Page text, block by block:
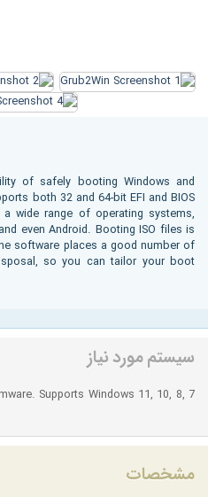
of safely booting Windows and
both 32 and 64-bit EFI and BIOS
wide range of operating systems,
even Android. Booting ISO files is
software places a good number of
so you can tailor your boot
سیستم مورد نیاز
Supports Windows 11, 10, 8, 7
مشخصات